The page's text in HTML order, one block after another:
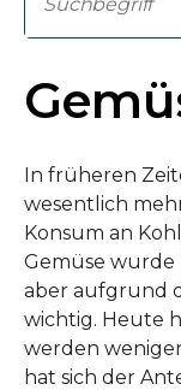
In früheren
wesentlich
Konsum an
Gemüse wurde
aber aufgrund
wichtig. Heute
werden
hat sich der